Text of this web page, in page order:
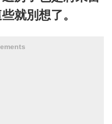
就別想了。